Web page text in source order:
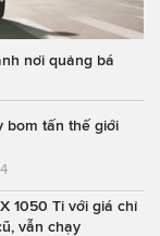
nơi quảng bá
bom tấn thế giới
1050 Ti với giá chỉ
vẫn chạy